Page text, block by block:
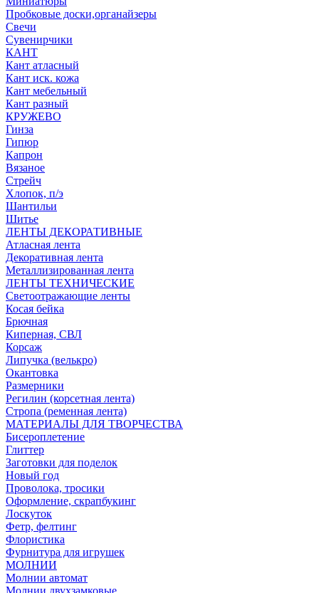
Пробковые доски,органайзеры
Свечи
Сувенирчики
КАНТ
Кант атласный
Кант иск. кожа
Кант мебельный
Кант разный
КРУЖЕВО
Гинза
Гипюр
Капрон
Вязаное
Стрейч
Хлопок, п/э
Шантильи
Шитье
ЛЕНТЫ ДЕКОРАТИВНЫЕ
Атласная лента
Декоративная лента
Металлизированная лента
ЛЕНТЫ ТЕХНИЧЕСКИЕ
Светоотражающие ленты
Косая бейка
Брючная
Киперная, СВЛ
Корсаж
Липучка (велькро)
Окантовка
Размерники
Регилин (корсетная лента)
Стропа (ременная лента)
МАТЕРИАЛЫ ДЛЯ ТВОРЧЕСТВА
Бисероплетение
Глиттер
Заготовки для поделок
Новый год
Проволока, тросики
Оформление, скрапбукинг
Лоскуток
Фетр, фелтинг
Флористика
Фурнитура для игрушек
МОЛНИИ
Молнии автомат
Молнии двухзамковые